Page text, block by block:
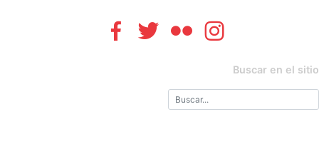
Buscar en el sitio